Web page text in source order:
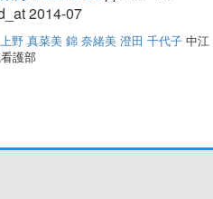
2014-07
上野 真菜美 錦 奈緒美 澄田 千代子中江
護部